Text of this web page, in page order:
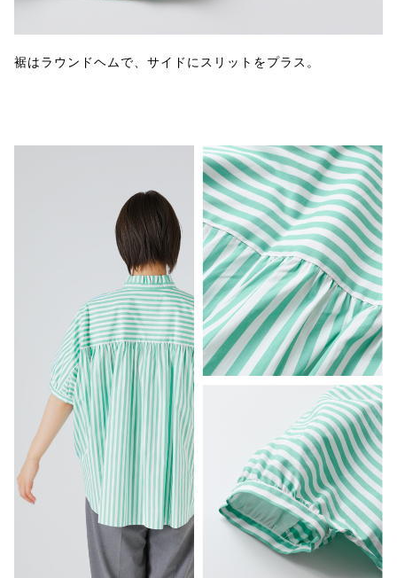
裾はラウンドヘムで、サイドにスリットをプラス。